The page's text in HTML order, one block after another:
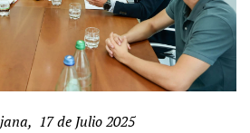
17 de Julio 2025